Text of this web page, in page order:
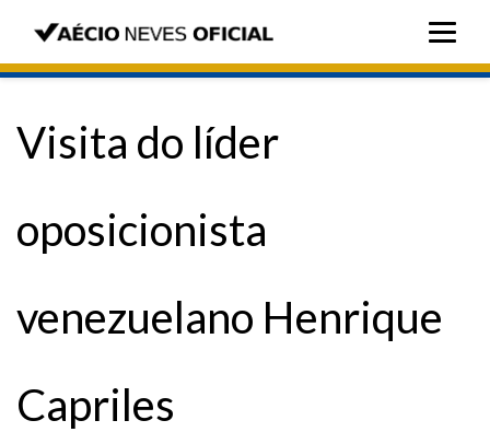
Visita do líder
oposicionista
venezuelano Henrique
Capriles